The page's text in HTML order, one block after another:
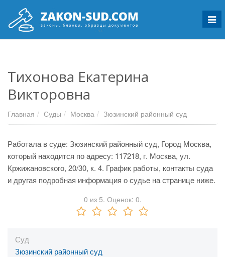
Тихонова Екатерина
Викторовна
Главная Суды Москва Зюзинский районный суд
Работала в суде: Зюзинский районный суд, Город Москва,
который находится по адресу: 117218, г. Москва, ул.
Кржижановского, 20/30, к. 4. График работы, контакты суда
и другая подробная информация о судье на странице ниже.
0 из 5. Оценок: 0.
Суд
Зюзинский районный суд